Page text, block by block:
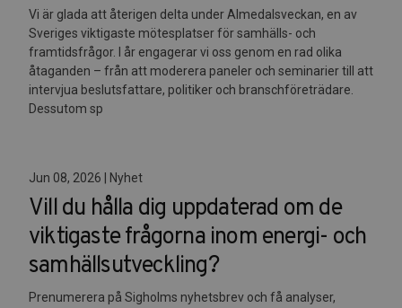
Vi är glada att återigen delta under Almedalsveckan, en av
Sveriges viktigaste mötesplatser för samhälls- och
framtidsfrågor. I år engagerar vi oss genom en rad olika
åtaganden – från att moderera paneler och seminarier till att
intervjua beslutsfattare, politiker och branschföreträdare.
Dessutom sp
Jun 08, 2026 | Nyhet
Vill du hålla dig uppdaterad om de
viktigaste frågorna inom energi- och
samhällsutveckling?
Prenumerera på Sigholms nyhetsbrev och få analyser,